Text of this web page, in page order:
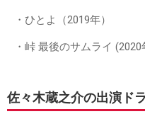
・ひとよ（2019年）
・峠 最後のサムライ (2020
佐々木蔵之介の出演ド